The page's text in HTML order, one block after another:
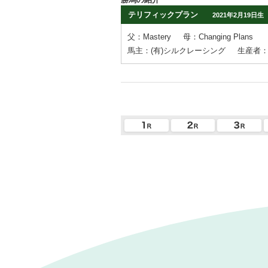
テリフィックプラン
2021年2月19日生
父：Mastery
母：Changing Plans
馬主：(有)シルクレーシング
生産者